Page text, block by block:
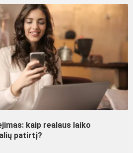
kaip realaus laiko
patirtį?